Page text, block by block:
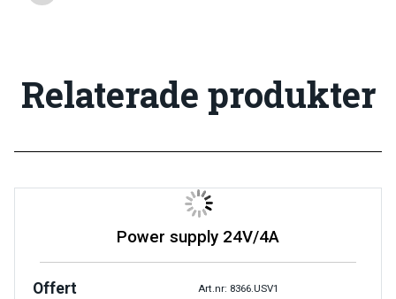
Relaterade produkter
Power supply 24V/4A
Offert Art.nr: 8366.USV1